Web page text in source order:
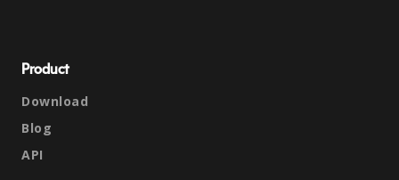
Product
Download
Blog
API